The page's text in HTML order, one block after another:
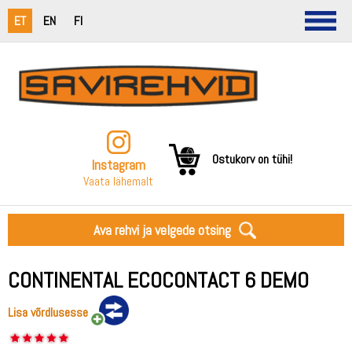
ET EN FI
Instagram
Vaata lähemalt
Ostukorv on tühi!
Ava rehvi ja velgede otsing
CONTINENTAL ECOCONTACT 6 DEMO
Lisa võrdlusesse